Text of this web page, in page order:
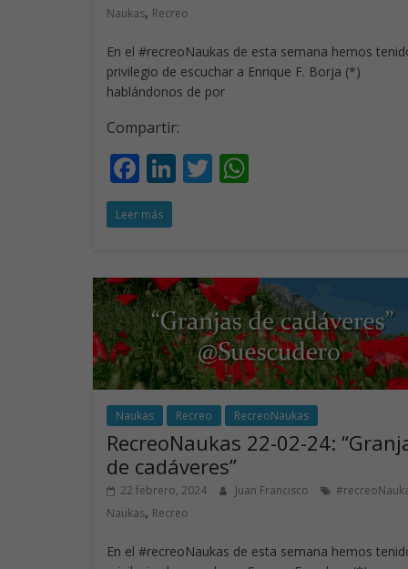
Naukas, Recreo
En el #recreoNaukas de esta semana hemos
privilegio de escuchar a Enrique F. Borja (*)
hablándonos de por
Compartir:
F
ac
e
o
o
k
Li
dI
n
T
A
p
p
Leer más
Naukas Recreo RecreoNaukas
RecreoNaukas 22-02-24:
de cadáveres”
22 febrero, 2024 Juan Francisco
Naukas, Recreo
En el #recreoNaukas de esta semana hemos